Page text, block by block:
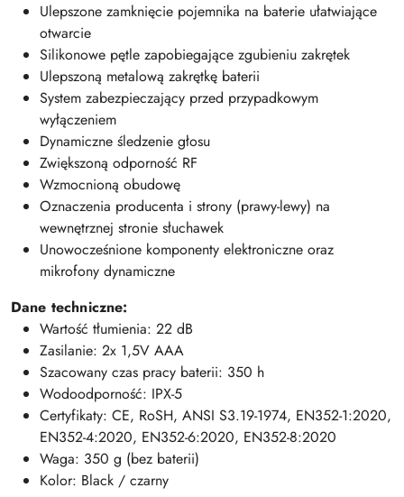
Ulepszone zamknięcie pojemnika na baterie ułatwiające
otwarcie
Silikonowe pętle zapobiegające zgubieniu zakrętek
Ulepszoną metalową zakrętkę baterii
System zabezpieczający przed przypadkowym
wyłączeniem
Dynamiczne śledzenie głosu
Zwiększoną odporność RF
Wzmocnioną obudowę
Oznaczenia producenta i strony (prawy-lewy) na
wewnętrznej stronie słuchawek
Unowocześnione komponenty elektroniczne oraz
mikrofony dynamiczne
Dane techniczne:
Wartość tłumienia: 22 dB
Zasilanie: 2x 1,5V AAA
Szacowany czas pracy baterii: 350 h
Wodoodporność: IPX-5
Certyfikaty: CE, RoSH, ANSI S3.19-1974, EN352-1:2020,
EN352-4:2020, EN352-6:2020, EN352-8:2020
Waga: 350 g (bez baterii)
Kolor: Black / czarny